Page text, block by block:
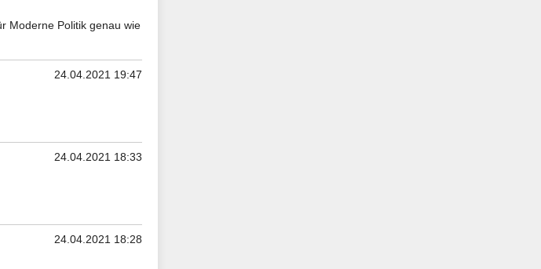
Moderne Politik genau wie
24.04.2021 19:47
24.04.2021 18:33
24.04.2021 18:28